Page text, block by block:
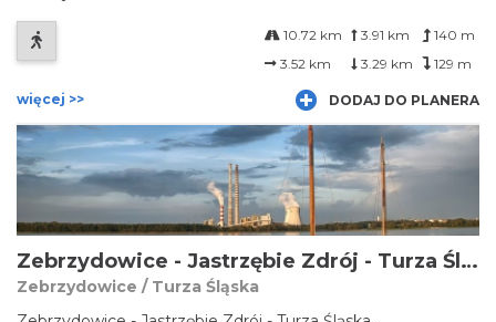
10.72 km 3.91 km
140 m
3.52 km
3.29 km 129 m
więcej >> DODAJ DO PLANERA
Zebrzydowice - Jastrzębie Zdrój - Turza Śląska
Zebrzydowice / Turza Śląska